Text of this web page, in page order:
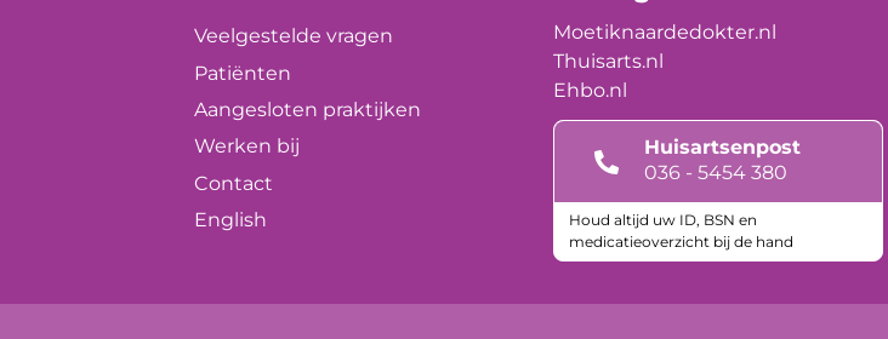
Veelgestelde vragen
Patiënten
Aangesloten praktijken
Werken bij
Contact
English
Moetiknaardedokter.nl
Thuisarts.nl
Ehbo.nl
Huisartsenpost
036 - 5454 380
Houd altijd uw ID, BSN en
medicatieoverzicht bij de hand